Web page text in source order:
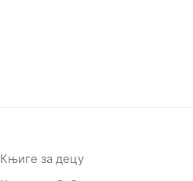
Књиге за децу